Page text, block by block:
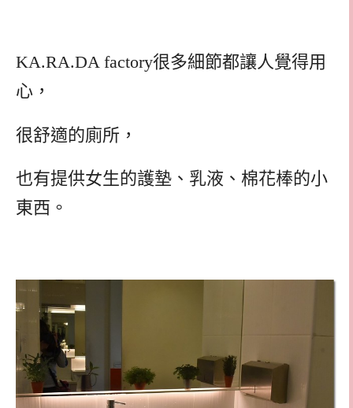
KA.RA.DA factory很多細節都讓人覺得用
心，
很舒適的廁所，
也有提供女生的護墊、乳液、棉花棒的小
東西。